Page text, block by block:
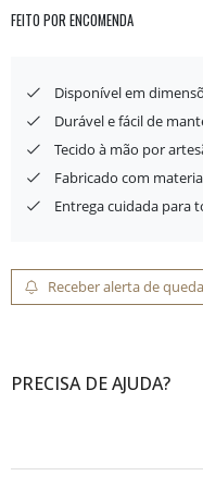
FEITO POR ENCOMENDA
Disponível em
Durável e fácil de
Tecido à mão por
Fabricado com
Entrega cuidada para
Receber alerta de
PRECISA DE AJUDA?